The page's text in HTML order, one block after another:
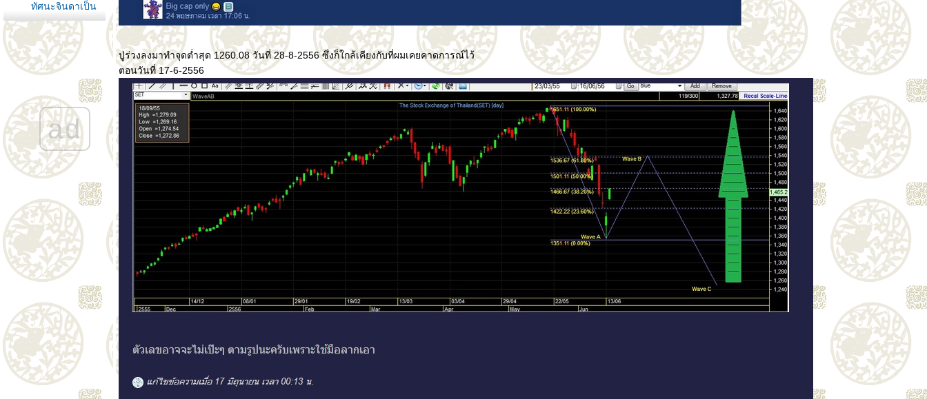
ทัศนะจินดาเป็น
นายก
รัฐมนตรี........จาก
มติชน
ทักษิณ บุรุษผู้โง่
ปัญญา...
มือโปรเล่นหุ้น
SCC แกร่งจริง
งานนี้ ขาช็อป
เตรียมลุย"ซื้อ"
PTT รอรอบ
วิ่ง..คนไทยผลาญ
น้ำมันเพิ่ม
ทำไมหุ้นจึงปรับ
ลดลงทั่วโลก
เรื่องน่าคิดของไอ
สไตน์
ประวัติของชายผู้
ที่คิดต่างไปจาก
คนอื่น
ad
ปู่ร่วงลงมาทำจุดต่ำสุด 1260.08 วันที่ 28-8-2556 ซึ่งก็ใกล้เคียงกับที่ผมเคยคาดการณ์ไว้
ตอนวันที่ 17-6-2556